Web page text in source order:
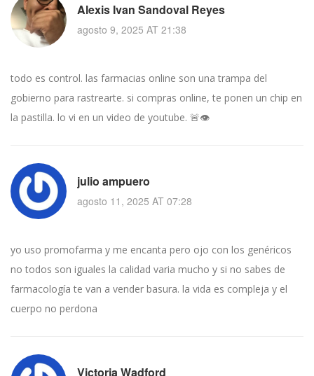
Alexis Ivan Sandoval Reyes
agosto 9, 2025 AT 21:38
todo es control. las farmacias online son una trampa del
gobierno para rastrearte. si compras online, te ponen un chip en
la pastilla. lo vi en un video de youtube. 🚨👁️
julio ampuero
agosto 11, 2025 AT 07:28
yo uso promofarma y me encanta pero ojo con los genéricos
no todos son iguales la calidad varia mucho y si no sabes de
farmacología te van a vender basura. la vida es compleja y el
cuerpo no perdona
Victoria Wadford